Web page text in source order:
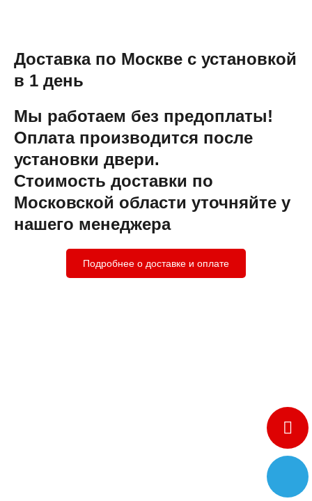
Доставка по Москве с установкой
в 1 день
Мы работаем без предоплаты!
Оплата производится после
установки двери.
Стоимость доставки по
Московской области уточняйте у
нашего менеджера
Подробнее о доставке и оплате